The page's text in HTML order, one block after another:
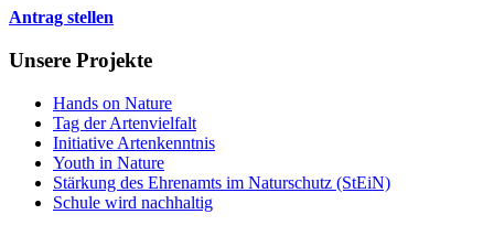
Antrag stellen
Unsere Projekte
Hands on Nature
Tag der Artenvielfalt
Initiative Artenkenntnis
Youth in Nature
Stärkung des Ehrenamts im Naturschutz (StEiN)
Schule wird nachhaltig